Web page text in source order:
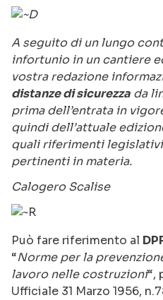
A seguito di un lungo
infortunio in un cantiere
vostra redazione
distanze di sicurezza da
prima dell’entrata in
quindi dell’attuale
quali riferimenti
pertinenti in materia.
Calogero Scalise
Può fare riferimento al
“Norme per la
lavoro nelle costruzioni“,
Ufficiale 31 Marzo 1956,